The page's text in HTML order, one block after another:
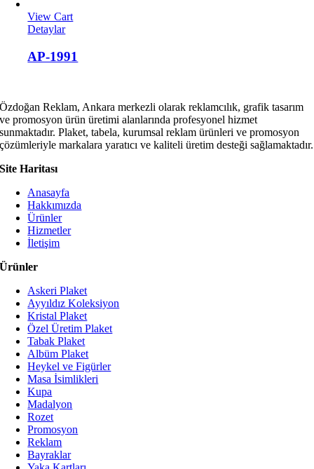
View Cart
Detaylar
AP-1991
Özdoğan Reklam, Ankara merkezli olarak reklamcılık, grafik tasarım
ve promosyon ürün üretimi alanlarında profesyonel hizmet
sunmaktadır. Plaket, tabela, kurumsal reklam ürünleri ve promosyon
çözümleriyle markalara yaratıcı ve kaliteli üretim desteği sağlamaktadır.
Site Haritası
Anasayfa
Hakkımızda
Ürünler
Hizmetler
İletişim
Ürünler
Askeri Plaket
Ayyıldız Koleksiyon
Kristal Plaket
Özel Üretim Plaket
Tabak Plaket
Albüm Plaket
Heykel ve Figürler
Masa İsimlikleri
Kupa
Madalyon
Rozet
Promosyon
Reklam
Bayraklar